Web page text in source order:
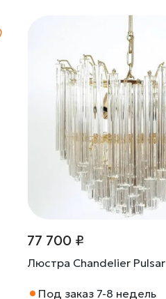
77 700 ₽
Люстра Chandelier Pulsar
Под заказ 7-8 недель